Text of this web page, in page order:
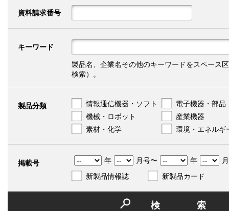
資料請求番号
キーワード
製品名、企業名その他のキーワードをスペース
検索）。
製品分類 情報通信機器・ソフト
電子機器・部品
機械・ロボット
産業機器
素材・化学
環境・エネルギ
掲載号 年 月号〜 年
新製品情報誌
新製品カード
検